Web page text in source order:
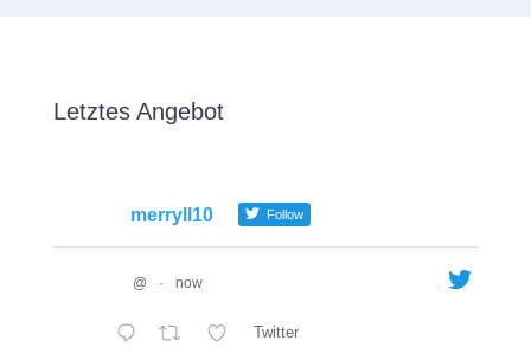
Letztes Angebot
merryll10 Follow
@ · now
Twitter